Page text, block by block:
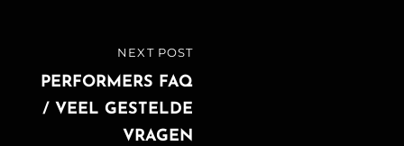
navigation
POST
NEXT POST
PERFORMERS FAQ
/ VEEL GESTELDE
VRAGEN